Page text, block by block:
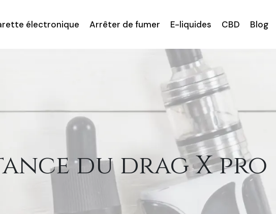
électronique Arrêter de fumer E-liquides CBD Blog
du drag X pro